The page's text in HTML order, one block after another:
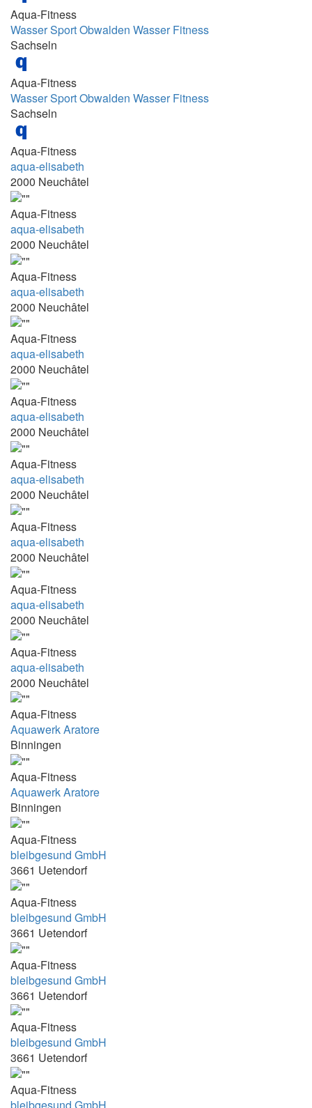
12:00 -12:45
12:00-12:30
12:00-13.30
12:15 - 12:50
12:30 - 13:00
12:30 - 13:00 Uhr
13.00 - 13.45
13.00-16.00
13.15 - 14.00
13.15-14.00 Uhr + 14.00-14.45 Uhr
15.00-15.45 Uhr
13.30 - 17.00
13:00 - 14:45
13:00 - 16:00
13:00-13:45
13:15 - 13:45
13:15 - 14:00
13:15-17:15
13:30 - 15:00
13:30 - 15:45
13:30 - 16:30
13:30-16:00
13:35 - 14-05
13:45 - 14:15
13:45 - 14:30
13:50 - 18:15
13:50-18:50
14.05 - 14.50
14.30 - 19.00
14:00 - 14:00
14:00 - 14:30
14:00 - 14:55
14:00 - 15:30
14:00 - 17:30
14:00 - 18:00
14:00-14:50 und 15:00-15:50
Aqua-Fitness
Wasser Sport Obwalden Wasser Fitness
Sachseln
Aqua-Fitness
Wasser Sport Obwalden Wasser Fitness
Sachseln
Aqua-Fitness
aqua-elisabeth
2000 Neuchâtel
Aqua-Fitness
aqua-elisabeth
2000 Neuchâtel
Aqua-Fitness
aqua-elisabeth
2000 Neuchâtel
Aqua-Fitness
aqua-elisabeth
2000 Neuchâtel
Aqua-Fitness
aqua-elisabeth
2000 Neuchâtel
Aqua-Fitness
aqua-elisabeth
2000 Neuchâtel
Aqua-Fitness
aqua-elisabeth
2000 Neuchâtel
Aqua-Fitness
aqua-elisabeth
2000 Neuchâtel
Aqua-Fitness
aqua-elisabeth
2000 Neuchâtel
Aqua-Fitness
Aquawerk Aratore
Binningen
Aqua-Fitness
Aquawerk Aratore
Binningen
Aqua-Fitness
bleibgesund GmbH
3661 Uetendorf
Aqua-Fitness
bleibgesund GmbH
3661 Uetendorf
Aqua-Fitness
bleibgesund GmbH
3661 Uetendorf
Aqua-Fitness
bleibgesund GmbH
3661 Uetendorf
Aqua-Fitness